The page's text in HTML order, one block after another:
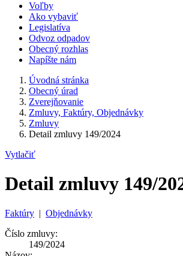
Voľby
Ako vybaviť
Legislatíva
Odvoz odpadov
Obecný rozhlas
Napíšte nám
Úvodná stránka
Obecný úrad
Zverejňovanie
Zmluvy, Faktúry, Objednávky
Zmluvy
Detail zmluvy 149/2024
Vytlačiť
Detail zmluvy 149/
Faktúry | Objednávky
Číslo zmluvy:
149/2024